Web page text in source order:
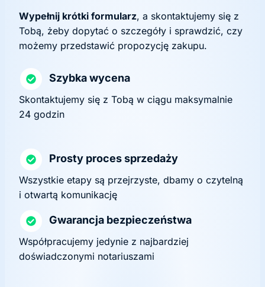
Wypełnij krótki formularz, a skontaktujemy się z
Tobą, żeby dopytać o szczegóły i sprawdzić, czy
możemy przedstawić propozycję zakupu.
Szybka wycena
Skontaktujemy się z Tobą w ciągu maksymalnie
24 godzin
Prosty proces sprzedaży
Wszystkie etapy są przejrzyste, dbamy o czytelną
i otwartą komunikację
Gwarancja bezpieczeństwa
Współpracujemy jedynie z najbardziej
doświadczonymi notariuszami